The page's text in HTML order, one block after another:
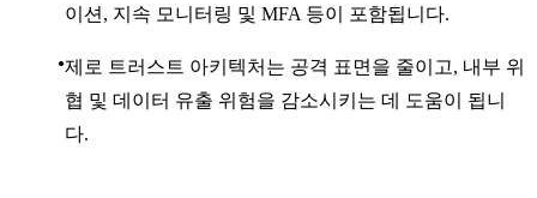
이션, 지속 모니터링 및 MFA 등이 포함됩니다.
제로 트러스트 아키텍처는 공격 표면을 줄이고, 내부 위
협 및 데이터 유출 위험을 감소시키는 데 도움이 됩니
다.